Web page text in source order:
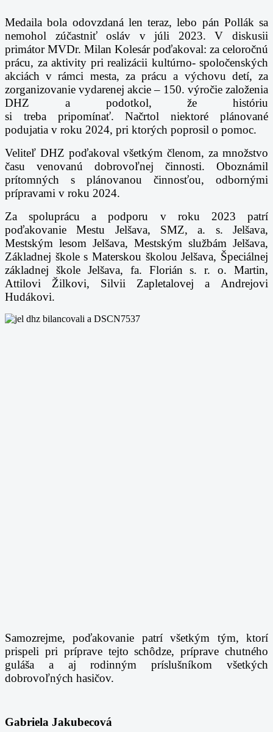
Medaila bola odovzdaná len teraz, lebo pán Pollák sa
nemohol zúčastniť osláv v júli 2023.V diskusii
primátor MVDr. Milan Kolesár poďakoval: za celoročnú
prácu, za aktivity pri realizácii kultúrno- spoločenských
akciách v rámci mesta, za prácu a výchovu detí,za
zorganizovanie vydarenej akcie – 150. výročie založenia
DHZ a podotkol, že históriu
si treba pripomínať.Načrtol niektoré plánované
podujatia v roku 2024, pri ktorých poprosil o pomoc.
Veliteľ DHZ poďakoval všetkým členom, za množstvo
času venovanú dobrovoľnej činnosti. Oboznámil
prítomných s plánovanou činnosťou, odbornými
prípravami v roku 2024.
Za spoluprácu a podporu v roku 2023 patrí
poďakovanie Mestu Jelšava, SMZ, a. s. Jelšava,
Mestským lesom Jelšava, Mestským službám Jelšava,
Základnej škole s Materskou školou Jelšava, Špeciálnej
základnej škole Jelšava, fa. Florián s. r. o. Martin,
Attilovi Žilkovi, Silvii Zapletalovej a Andrejovi
Hudákovi.
Samozrejme, poďakovanie patrí všetkým tým, ktorí
prispeli pri príprave tejto schôdze,príprave chutného
guláša a aj rodinným príslušníkom všetkých
dobrovoľných hasičov.
Gabriela Jakubecová